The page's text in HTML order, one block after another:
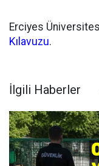
Erciyes
Kılavuzu.
İlgili Haberler